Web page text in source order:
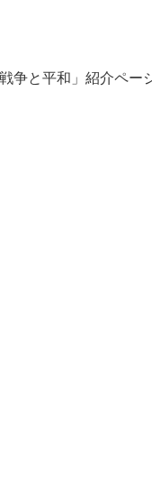
争と平和」紹介ペー